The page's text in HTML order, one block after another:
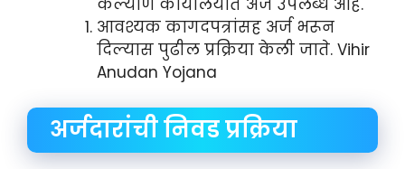
कल्याण कार्यालयात अर्ज उपलब्ध आहे.
आवश्यक कागदपत्रांसह अर्ज भरून
दिल्यास पुढील प्रक्रिया केली जाते. Vihir
Anudan Yojana
अर्जदारांची निवड प्रक्रिया